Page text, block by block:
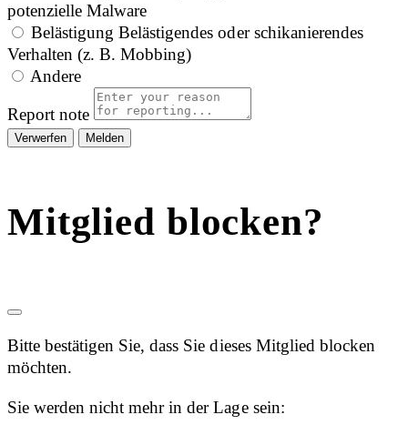
potenzielle Malware
Belästigung Belästigendes oder schikanierendes
Verhalten (z. B. Mobbing)
Andere
Report note
Melden
Mitglied blocken?
Bitte bestätigen Sie, dass Sie dieses Mitglied blocken
möchten.
Sie werden nicht mehr in der Lage sein: